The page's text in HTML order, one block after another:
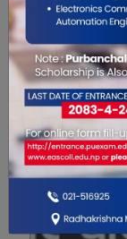
विशेष